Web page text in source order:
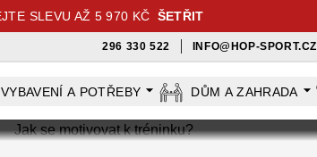
SLEVU AŽ 5 970 KČ ŠETŘIT
296 330 522 INFO@HOP-SPORT.CZ
A POTŘEBY DŮM A ZAHRADA